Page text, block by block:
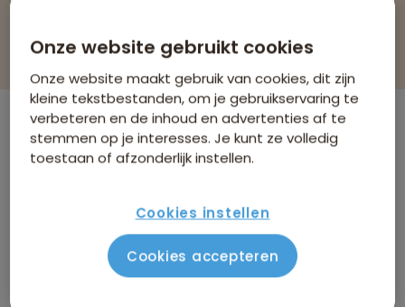
Filteren & sorteren
Er is1reis die voldoet aan jouw wensen
Dubai Verwijder alle filters
Onze website gebruikt cookies
Onze website maakt gebruik van cookies, dit zijn
kleine tekstbestanden, om je gebruikservaring te
verbeteren en de inhoud en advertenties af te
stemmen op je interesses. Je kunt ze volledig
toestaan of afzonderlijk instellen.
Cookies instellen
Cookies accepteren